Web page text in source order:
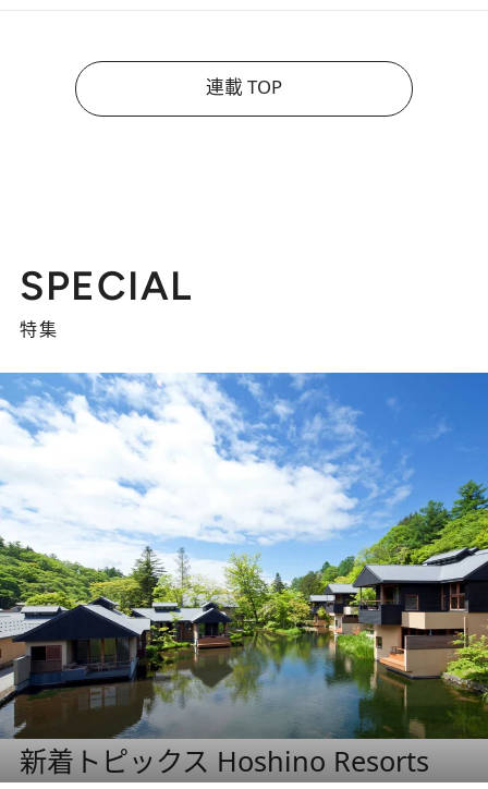
連載 TOP
SPECIAL
特集
新着トピックス Hoshino Resorts